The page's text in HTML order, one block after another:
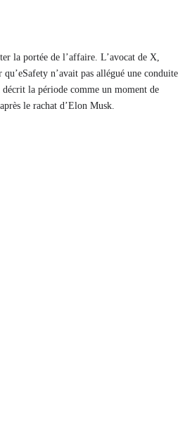
la portée de l’affaire. L’avocat de X,
n’avait pas allégué une conduite
la période comme un moment de
le rachat d’Elon Musk.